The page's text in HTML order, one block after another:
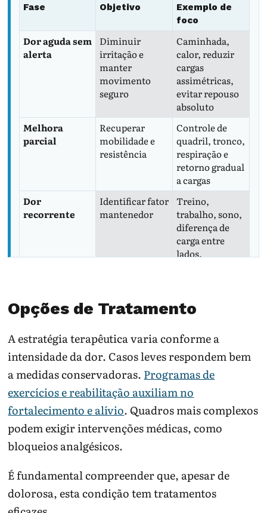
Fase Objetivo
Exemplo de
foco
Dor aguda sem
alerta
Diminuir
irritação e
manter
movimento
seguro
Caminhada,
calor, reduzir
cargas
assimétricas,
evitar repouso
absoluto
Melhora
parcial
Recuperar
mobilidade e
resistência
Controle de
quadril, tronco,
respiração e
retorno gradual
a cargas
Dor
recorrente
Identificar fator
mantenedor
Treino,
trabalho, sono,
diferença de
carga entre
lados,
Dor com
sinais
neurológicos
Reavaliar
diagnóstico
Consulta e
exames
suspeita clínica
Em lombalgia, diretrizes recomendam informação
clara, atividade dentro do tolerável e imagem apenas
quando ela tende a mudar a conduta. O mesmo
princípio ajuda a não transformar toda dor lateral em
problema renal ou toda dor lombar em hérnia.
Opções de Tratamento
A estratégia terapêutica varia conforme a
intensidade da dor. Casos leves respondem bem
a medidas conservadoras. Programas de
exercícios e reabilitação auxiliam no
fortalecimento e alívio. Quadros mais complexos
podem exigir intervenções médicas, como
bloqueios analgésicos.
É fundamental compreender que, apesar de
dolorosa, esta condição tem tratamentos